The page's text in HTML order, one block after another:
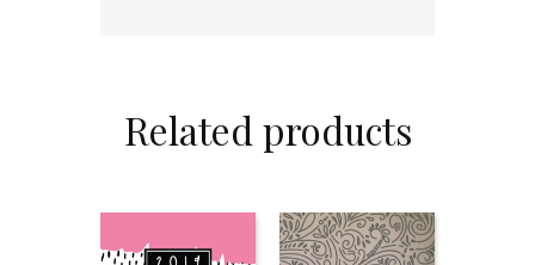
Related products